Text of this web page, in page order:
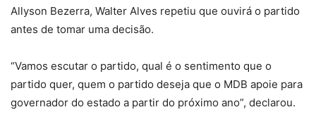
Allyson Bezerra, Walter Alves repetiu que ouvirá o partido
antes de tomar uma decisão.
“Vamos escutar o partido, qual é o sentimento que o
partido quer, quem o partido deseja que o MDB apoie para
governador do estado a partir do próximo ano”, declarou.